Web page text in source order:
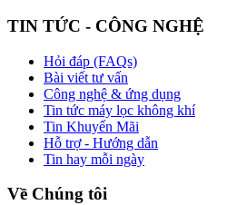
TIN TỨC - CÔNG NGHỆ
Hỏi đáp (FAQs)
Bài viết tư vấn
Công nghệ & ứng dụng
Tin tức máy lọc không khí
Tin Khuyến Mãi
Hỗ trợ - Hướng dẫn
Tin hay mỗi ngày
Về Chúng tôi